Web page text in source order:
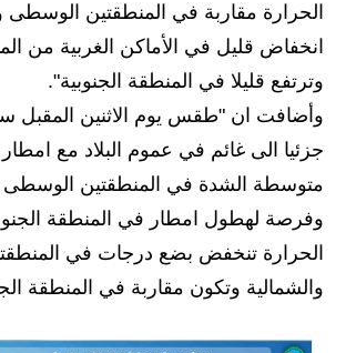
المرحلة
المرحلة
اسئلة وزارية
المرحلة
المرحلة
المرحلة
مرشحات
الحرارة مقاربة في المنطقتين الوسطى
انخفاض قليل في الأماكن الغربية من
وترتفع قليلا في المنطقة الجنوبية".
وأضافت ان "طقس يوم الاثنين المقبل
جزئيا الى غائم في عموم البلاد مع
متوسطة الشدة في المنطقتين الوسطى
وفرصة لهطول امطار في المنطقة
الحرارة تنخفض بضع درجات في
والشمالية وتكون مقاربة في المنطقة